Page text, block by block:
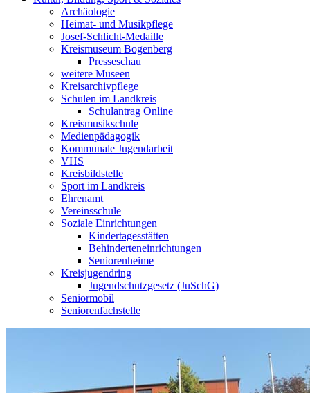
Archäologie
Heimat- und Musikpflege
Josef-Schlicht-Medaille
Kreismuseum Bogenberg
Presseschau
weitere Museen
Kreisarchivpflege
Schulen im Landkreis
Schulantrag Online
Kreismusikschule
Medienpädagogik
Kommunale Jugendarbeit
VHS
Kreisbildstelle
Sport im Landkreis
Ehrenamt
Vereinsschule
Soziale Einrichtungen
Kindertagesstätten
Behinderteneinrichtungen
Seniorenheime
Kreisjugendring
Jugendschutzgesetz (JuSchG)
Seniormobil
Seniorenfachstelle